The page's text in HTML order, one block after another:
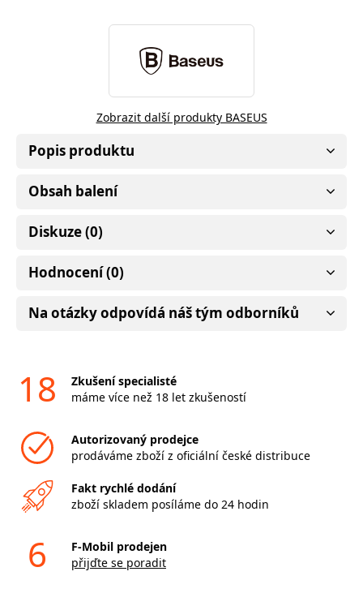
Zobrazit další produkty BASEUS
Popis produktu
Obsah balení
Diskuze (0)
Hodnocení (0)
Na otázky odpovídá náš tým odborníků
18
Zkušení specialisté
máme více než 18 let zkušeností
Autorizovaný prodejce
prodáváme zboží z oficiální české distribuce
Fakt rychlé dodání
zboží skladem posíláme do 24 hodin
6
F-Mobil prodejen
přijďte se poradit